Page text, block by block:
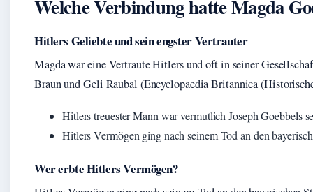
Welche Verbindung hatte Magda
Hitlers Geliebte und sein engster Vertrauter
Magda war eine Vertraute Hitlers und oft in seiner
Braun und Geli Raubal (Encyclopaedia Britannica
Hitlers treuester Mann war vermutlich Joseph Goebbels
Hitlers Vermögen ging nach seinem Tod an den
Wer erbte Hitlers Vermögen?